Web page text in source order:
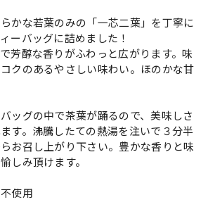
かな若葉のみの「一芯二葉」を丁寧に
ーバッグに詰めました！
芳醇な香りがふわっと広がります。味
クのあるやさしい味わい。ほのかな甘
ッグの中で茶葉が踊るので、美味しさ
す。沸騰したての熱湯を注いで３分半
お召し上がり下さい。豊かな香りと味
しみ頂けます。
使用